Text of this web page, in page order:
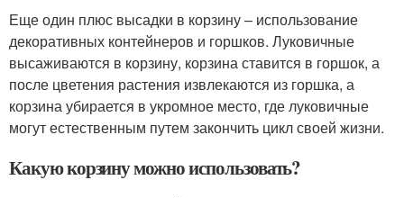
Еще один плюс высадки в корзину – использование
декоративных контейнеров и горшков. Луковичные
высаживаются в корзину, корзина ставится в горшок, а
после цветения растения извлекаются из горшка, а
корзина убирается в укромное место, где луковичные
могут естественным путем закончить цикл своей жизни.
Какую корзину можно использовать?